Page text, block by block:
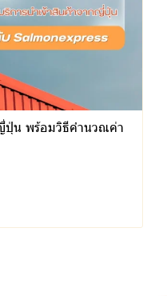
ปุ่น พร้อมวิธีคำนวณค่า